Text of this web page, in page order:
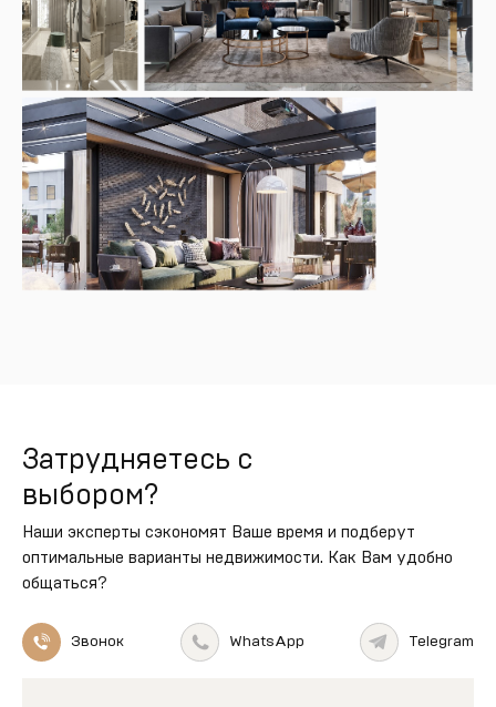
Затрудняетесь с
выбором?
Наши эксперты сэкономят Ваше время и подберут
оптимальные варианты недвижимости. Как Вам удобно
общаться?
Звонок WhatsApp Telegram